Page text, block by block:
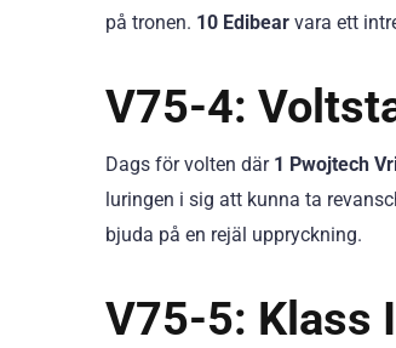
på tronen. 10 Edibear vara ett
V75-4:
Dags för volten där 1 Pwojtech
luringen i sig att kunna ta
bjuda på en rejäl uppryckning.
V75-5: Klass